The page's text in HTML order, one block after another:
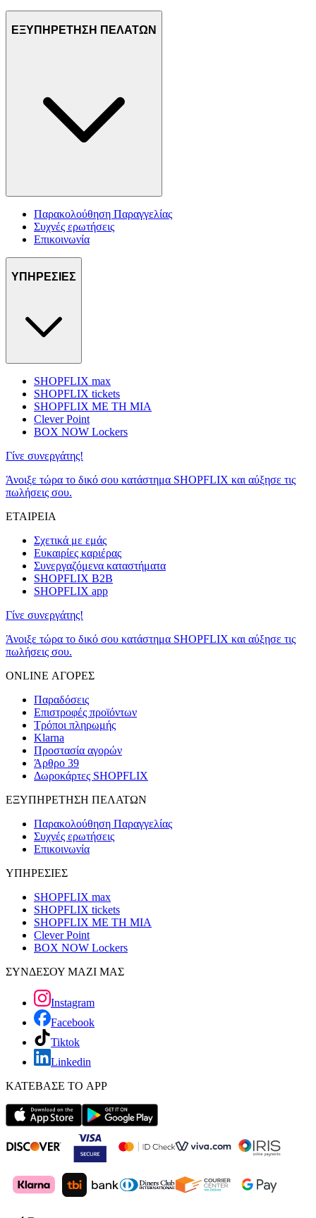
ΕΞΥΠΗΡΕΤΗΣΗ ΠΕΛΑΤΩΝ
Παρακολούθηση Παραγγελίας
Συχνές ερωτήσεις
Επικοινωνία
ΥΠΗΡΕΣΙΕΣ
SHOPFLIX max
SHOPFLIX tickets
SHOPFLIX ΜΕ ΤΗ ΜΙΑ
Clever Point
BOX NOW Lockers
Γίνε συνεργάτης!
Άνοιξε τώρα το δικό σου κατάστημα SHOPFLIX και αύξησε τις
πωλήσεις σου.
ΕΤΑΙΡΕΙΑ
Σχετικά με εμάς
Ευκαιρίες καριέρας
Συνεργαζόμενα καταστήματα
SHOPFLIX B2B
SHOPFLIX app
Γίνε συνεργάτης!
Άνοιξε τώρα το δικό σου κατάστημα SHOPFLIX και αύξησε τις
πωλήσεις σου.
ONLINE ΑΓΟΡΕΣ
Παραδόσεις
Επιστροφές προϊόντων
Τρόποι πληρωμής
Klarna
Προστασία αγορών
Άρθρο 39
Δωροκάρτες SHOPFLIX
ΕΞΥΠΗΡΕΤΗΣΗ ΠΕΛΑΤΩΝ
Παρακολούθηση Παραγγελίας
Συχνές ερωτήσεις
Επικοινωνία
ΥΠΗΡΕΣΙΕΣ
SHOPFLIX max
SHOPFLIX tickets
SHOPFLIX ΜΕ ΤΗ ΜΙΑ
Clever Point
BOX NOW Lockers
ΣΥΝΔΕΣΟΥ ΜΑΖΙ ΜΑΣ
Instagram
Facebook
Tiktok
Linkedin
ΚΑΤΕΒΑΣΕ ΤΟ APP